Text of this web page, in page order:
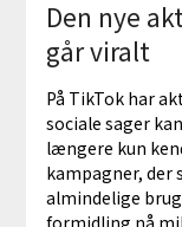
Den nye
går viralt
På TikTok har
sociale sager
længere kun
kampagner, der
almindelige